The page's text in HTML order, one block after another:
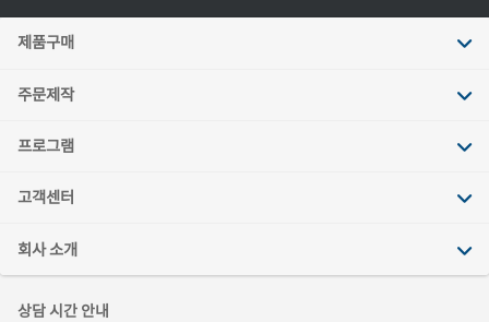
제품구매
주문제작
프로그램
고객센터
회사 소개
상담 시간 안내